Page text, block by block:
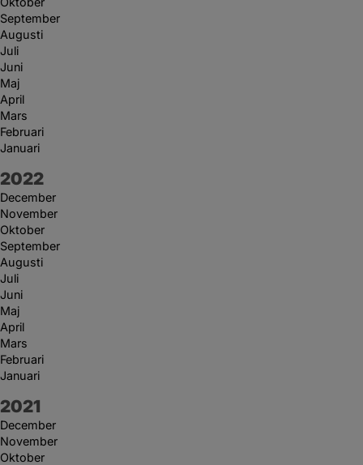
September
Augusti
Juli
Juni
Maj
April
Mars
Februari
Januari
År:
2022
December
November
Oktober
September
Augusti
Juli
Juni
Maj
April
Mars
Februari
Januari
År:
2021
December
November
Oktober